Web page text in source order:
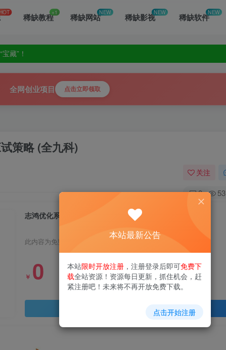
HOT 稀缺教程+1 稀缺网站NEW 稀缺影视NEW 稀缺软件NEW
藏”！
藏”！
页等你发掘！
全网创业项目
点击立即领取
策略 (全九科)
关注
0 53
志鸿优化系列丛书2025高考应试策略 (全九科)
此内容为免费资源，请登录后查看
￥ 0
本站最新公告
本站限时开放注册 ，注册登录后即可免费下
载全站资源！资源每日更新，抓住机会，赶
紧注册吧！未来将不再开放免费下载。
点击开始注册